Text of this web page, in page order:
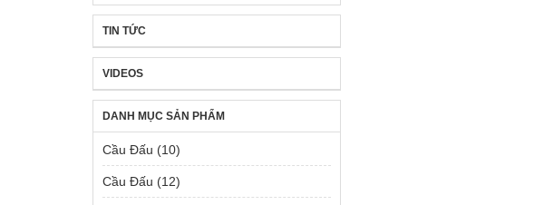
TIN TỨC
VIDEOS
DANH MỤC SẢN PHẨM
Cầu Đấu (10)
Cầu Đấu (12)